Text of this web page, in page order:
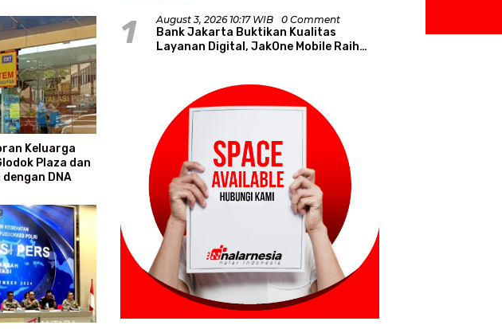
Keluarga
Plaza dan
DNA
1 August 3, 2026 10:17 WIB 0 Comment
Bank Jakarta Buktikan Kualitas
Layanan Digital, JakOne Mobile Raih